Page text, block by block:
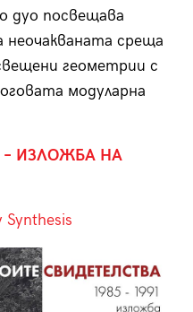
дуо посвещава
среща
геометрии с
модуларна
ИЗЛОЖБА НА